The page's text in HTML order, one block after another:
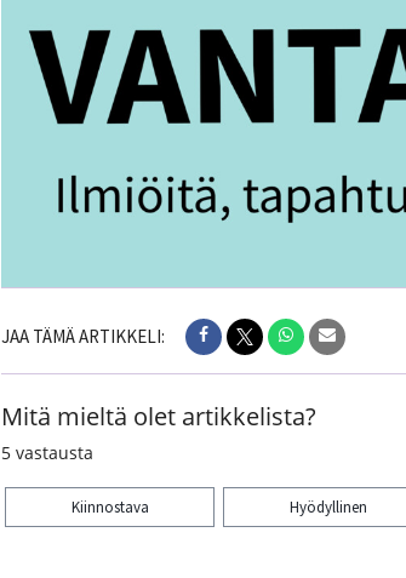
JAA TÄMÄ ARTIKKELI:
Mitä mieltä olet artikkelista?
5 vastausta
Kiinnostava Hyödyllinen